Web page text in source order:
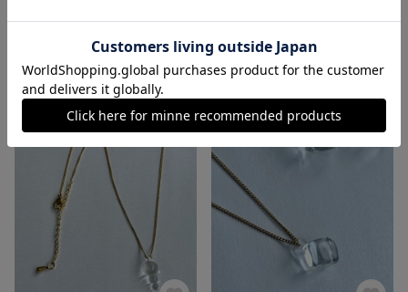
そよ風(ピアス) ガラス 透明 クリア サージカルステンレス
3,300円
よつゆ-四露-(ピアス)